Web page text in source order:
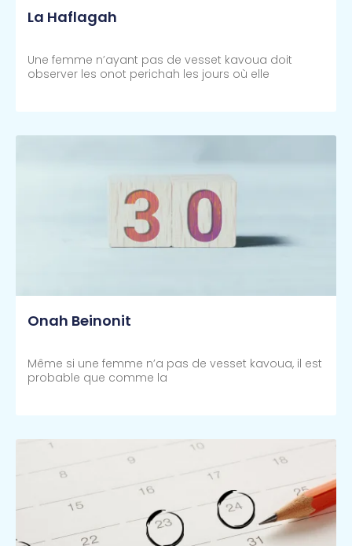
La Haflagah
Une femme n’ayant pas de vesset kavoua doit
observer les onot perichah les jours où elle
Onah Beinonit
Même si une femme n’a pas de vesset kavoua, il est
probable que comme la